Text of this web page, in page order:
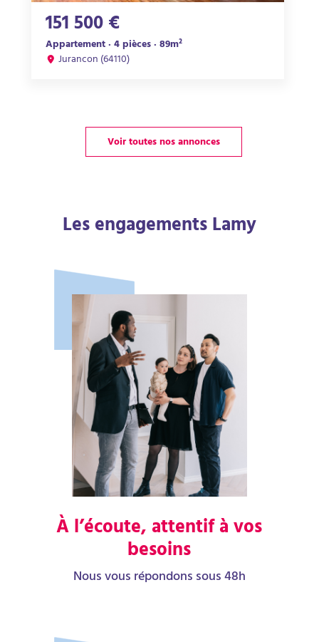
151 500 €
Appartement · 4 pièces · 89m²
Jurancon (64110)
Voir toutes nos annonces
Les engagements Lamy
À l’écoute, attentif à vos
besoins
Nous vous répondons sous 48h